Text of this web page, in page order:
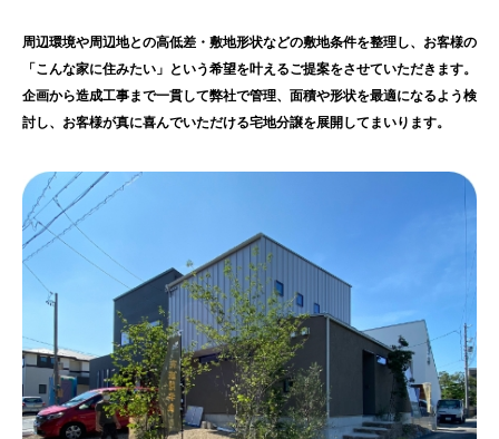
周辺環境や周辺地との高低差・敷地形状などの敷地条件を整理し、お客様の
「こんな家に住みたい」という希望を叶えるご提案をさせていただきます。
企画から造成工事まで一貫して弊社で管理、面積や形状を最適になるよう検
討し、お客様が真に喜んでいただける宅地分譲を展開してまいります。